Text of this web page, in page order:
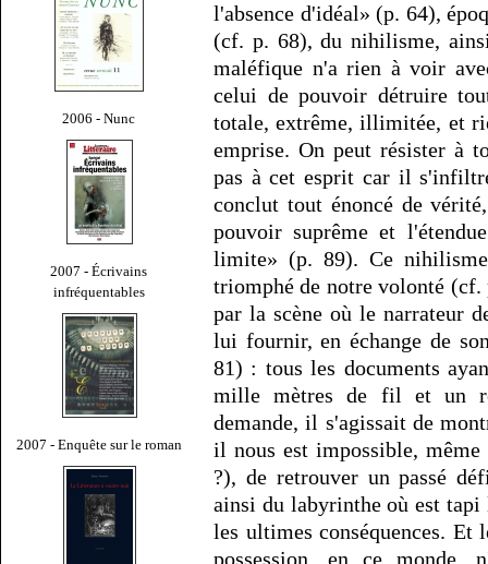
2006 - Nunc
2007 - Écrivains
infréquentables
2007 - Enquête sur le roman
l'absence d'idéal» (p. 64),
(cf. p. 68), du nihilisme,
maléfique n'a rien à voir
celui de pouvoir détruire
totale, extrême, illimitée, et
emprise. On peut résister à
pas à cet esprit car il
conclut tout énoncé de
pouvoir suprême et
limite» (p. 89). Ce
triomphé de notre volonté (cf.
par la scène où le narrateur
lui fournir, en échange de
81) : tous les documents
mille mètres de fil et un
demande, il s'agissait de
il nous est impossible,
?), de retrouver un passé
ainsi du labyrinthe où est
les ultimes conséquences.
possession, en ce monde,